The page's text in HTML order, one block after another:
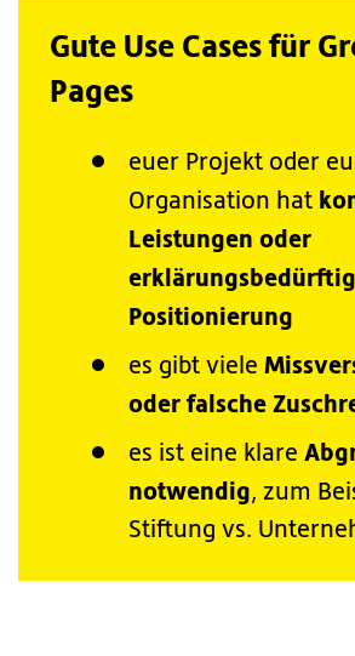
Gute Use Cases für
Pages
euer Projekt oder
Organisation hat
Leistungen oder
Positionierung
es gibt viele
oder falsche
es ist eine klare
notwendig, zum
Stiftung vs.